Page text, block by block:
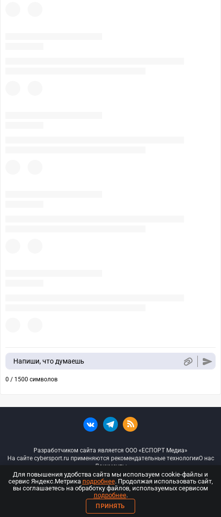
Напиши, что думаешь
0 / 1500 символов
Разработчиком сайта является ООО «ЕСПОРТ Медиа»
На сайте cybersport.ru применяются рекомендательные технологииО нас
Документы
© ООО «Киберспорт.ру» — Все права защищены
18+
ООО «Киберспорт.ру». Свидетельство о регистрации средств массовой
Для повышения удобства сайта мы используем cookie-файлы и
сервис Яндекс.Метрика подробнее. Продолжая использовать сайт,
вы соглашаетесь на обработку файлов, используемых сервисом
подробнее.
ПРИНЯТЬ